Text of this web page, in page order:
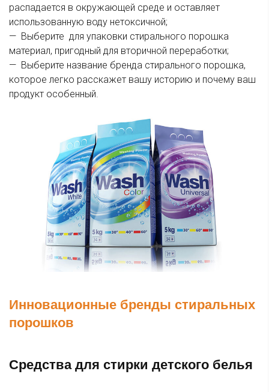
распадается в окружающей среде и оставляет
использованную воду нетоксичной;
— Выберите для упаковки стирального порошка
материал, пригодный для вторичной переработки;
— Выберите название бренда стирального порошка,
которое легко расскажет вашу историю и почему ваш
продукт особенный.
Инновационные бренды стиральных
порошков
Средства для стирки детского белья